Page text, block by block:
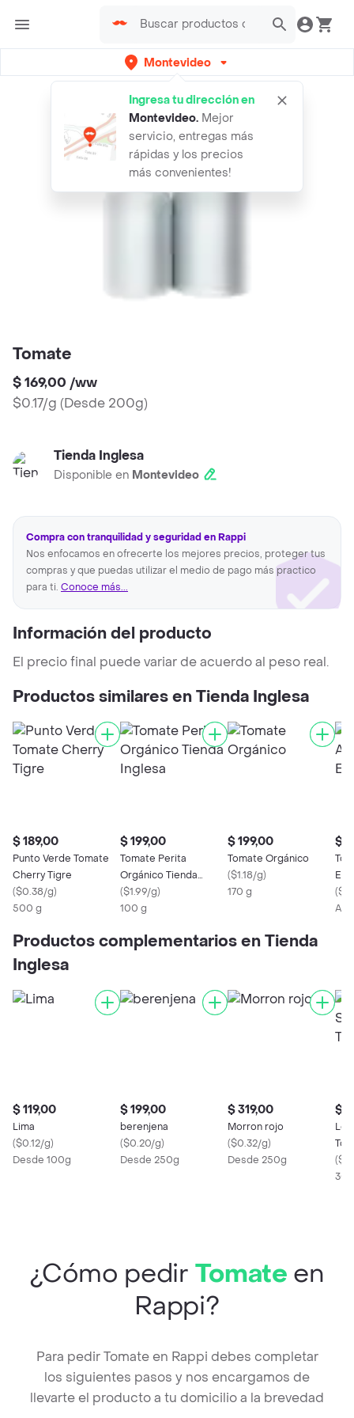
Montevideo
Ingresa tu dirección en
Montevideo. Mejor
servicio, entregas más
rápidas y los precios
más convenientes!
Tomate
$ 169,00 /ww
$0.17/g (Desde 200g)
Tienda Inglesa
Disponible en Montevideo
Compra con tranquilidad y seguridad en Rappi
Nos enfocamos en ofrecerte los mejores precios, proteger tus
compras y que puedas utilizar el medio de pago más practico
para ti. Conoce más...
Información del producto
El precio final puede variar de acuerdo al peso real.
Productos similares en Tienda Inglesa
$ 189,00
Punto Verde Tomate
Cherry Tigre
($0.38/g)
500 g
$ 199,00
Tomate Perita
Orgánico Tienda
Inglesa
($1.99/g)
100 g
$ 199,00
Tomate Orgánico
($1.18/g)
170 g
$
(
Productos complementarios en Tienda
Inglesa
$ 119,00
Lima
($0.12/g)
Desde 100g
$ 199,00
berenjena
($0.20/g)
Desde 250g
$ 319,00
Morron rojo
($0.32/g)
Desde 250g
$
(
¿Cómo pedir Tomate en
Rappi?
Para pedir Tomate en Rappi debes completar
los siguientes pasos y nos encargamos de
llevarte el producto a tu domicilio a la brevedad